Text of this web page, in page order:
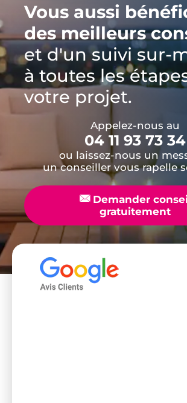
Vous aussi
des meilleurs
et d'un suivi sur-
à toutes les
votre projet.
Appelez-nous au
04 11 93 73 34
ou laissez-nous un
un conseiller vous rapelle
📧Demander
gratuitement